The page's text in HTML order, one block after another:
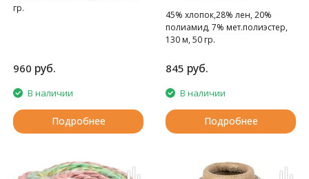
гр.
960 руб.
В наличии
Подробнее
45% хлопок,28% лен, 20%
полиамид, 7% мет.полиэстер,
130 м, 50 гр.
845 руб.
В наличии
Подробнее